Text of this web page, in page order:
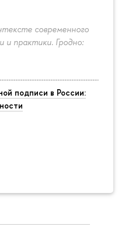
современного
и практики. Гродно:
подписи в России: